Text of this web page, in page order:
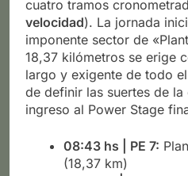
cuatro tramos
velocidad). La jornada
imponente sector de
18,37 kilómetros se erige
largo y exigente de todo
de definir las suertes de la
ingreso al Power Stage
08:43 hs | PE 7:
(18,37 km)